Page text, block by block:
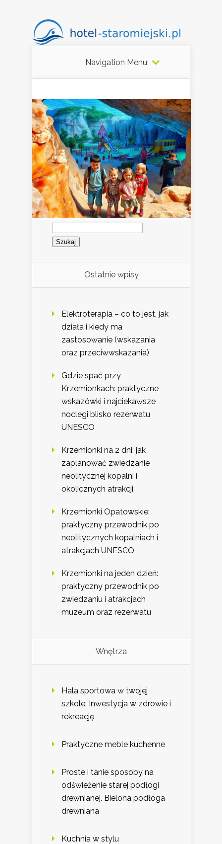
Navigation Menu
Szukaj:
Ostatnie wpisy
Elektroterapia – co to jest, jak
działa i kiedy ma
zastosowanie (wskazania
oraz przeciwwskazania)
Gdzie spać przy
Krzemionkach: praktyczne
wskazówki i najciekawsze
noclegi blisko rezerwatu
UNESCO
Krzemionki na 2 dni: jak
zaplanować zwiedzanie
neolitycznej kopalni i
okolicznych atrakcji
Krzemionki Opatowskie:
praktyczny przewodnik po
neolitycznych kopalniach i
atrakcjach UNESCO
Krzemionki na jeden dzień:
praktyczny przewodnik po
zwiedzaniu i atrakcjach
muzeum oraz rezerwatu
Wnętrza
Hala sportowa w twojej
szkole: Inwestycja w zdrowie i
rekreację
Praktyczne meble kuchenne
Proste i tanie sposoby na
odświeżenie starej podłogi
drewnianej. Bielona podłoga
drewniana
Kuchnia w stylu